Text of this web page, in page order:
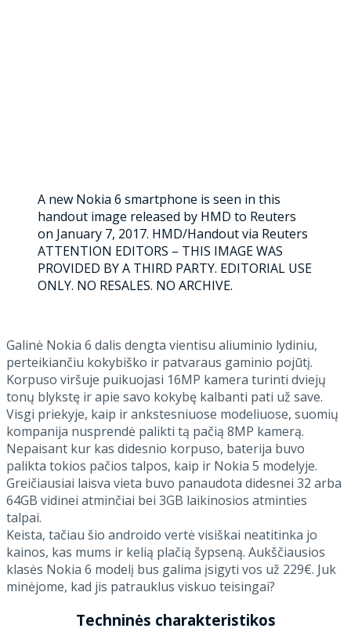
A new Nokia 6 smartphone is seen in this
handout image released by HMD to Reuters
on January 7, 2017. HMD/Handout via Reuters
ATTENTION EDITORS – THIS IMAGE WAS
PROVIDED BY A THIRD PARTY. EDITORIAL USE
ONLY. NO RESALES. NO ARCHIVE.
Galinė Nokia 6 dalis dengta vientisu aliuminio lydiniu,
perteikiančiu kokybiško ir patvaraus gaminio pojūtį.
Korpuso viršuje puikuojasi 16MP kamera turinti dviejų
tonų blykstę ir apie savo kokybę kalbanti pati už save.
Visgi priekyje, kaip ir ankstesniuose modeliuose, suomių
kompanija nusprendė palikti tą pačią 8MP kamerą.
Nepaisant kur kas didesnio korpuso, baterija buvo
palikta tokios pačios talpos, kaip ir Nokia 5 modelyje.
Greičiausiai laisva vieta buvo panaudota didesnei 32 arba
64GB vidinei atminčiai bei 3GB laikinosios atminties
talpai.
Keista, tačiau šio androido vertė visiškai neatitinka jo
kainos, kas mums ir kelią plačią šypseną. Aukščiausios
klasės Nokia 6 modelį bus galima įsigyti vos už 229€. Juk
minėjome, kad jis patrauklus viskuo teisingai?
Techninės charakteristikos